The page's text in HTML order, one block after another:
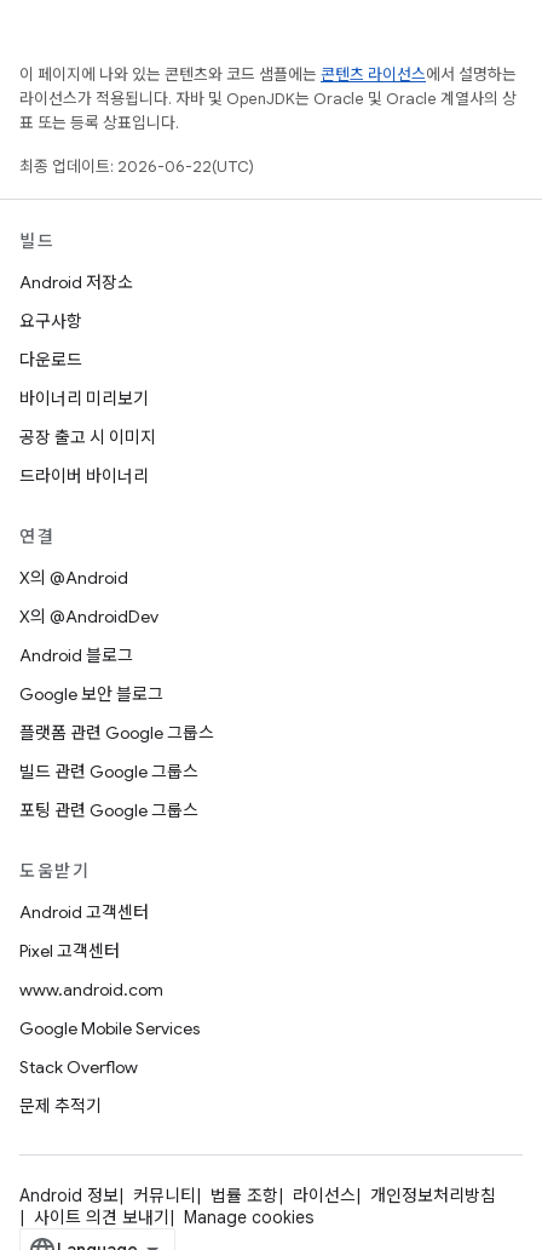
이 페이지에 나와 있는 콘텐츠와 코드 샘플에는 콘텐츠 라이선스에서 설명하는
라이선스가 적용됩니다. 자바 및 OpenJDK는 Oracle 및 Oracle 계열사의 상
표 또는 등록 상표입니다.
최종 업데이트: 2026-06-22(UTC)
빌드
Android 저장소
요구사항
다운로드
바이너리 미리보기
공장 출고 시 이미지
드라이버 바이너리
연결
X의 @Android
X의 @AndroidDev
Android 블로그
Google 보안 블로그
플랫폼 관련 Google 그룹스
빌드 관련 Google 그룹스
포팅 관련 Google 그룹스
도움받기
Android 고객센터
Pixel 고객센터
www.android.com
Google Mobile Services
Stack Overflow
문제 추적기
Android 정보 커뮤니티 법률 조항 라이선스
개인정보처리방침
사이트 의견 보내기
Manage cookies